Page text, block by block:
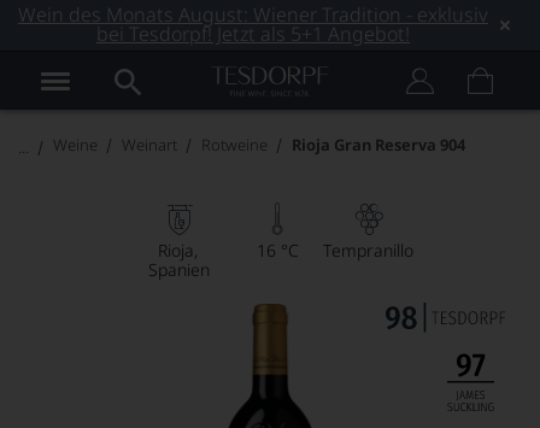
Wein des Monats August: Wiener Tradition - exklusiv
bei Tesdorpf! Jetzt als 5+1 Angebot!
Weine Weinart Rotweine Rioja Gran Reserva 904
Rioja
Spanien
16 °C Tempranillo